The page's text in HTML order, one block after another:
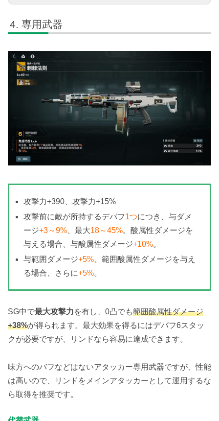
自身の半径6マス内の敵1体に攻撃力80%の物理
ダメージを与える。
体勢ダメージ:2 / CD:0 / SP:0
アクティブS2：
方向を選択し、その方向の前方6マス扇形範囲内
の敵全員に攻撃力100%の範囲酸属性ダメージを
与える。対象が所持するデバフ1つにつき与ダメ
、最大30%まで。
スキル発動前に効果範囲内の対象にランダムに
獲得。
専用武器
攻撃力+390、攻撃力+15%
攻撃前に敵が所持するデバフ1つにつき、与ダメ
ージ+3～9% 、最大18～45%。酸属性ダメージを
与える場合、与酸属性ダメージ+10%。
与範囲ダメージ+5% 、範囲酸属性ダメージを与え
る場合、さらに+5%。
SG中で最大攻撃力を有し、0凸でも範囲酸属性ダメージ
+38%が得られます。最大効果を得るにはデバフ6スタッ
クが必要ですが、リンドなら容易に達成できます。
味方へのバフなどはないアタッカー専用武器ですが、性能
は高いので、リンドをメインアタッカーとして運用するな
ら取得を推奨です。